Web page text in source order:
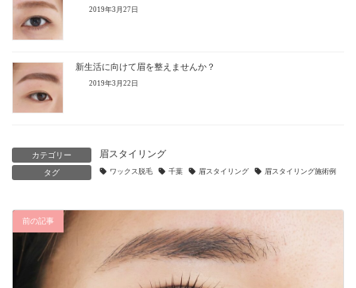
2019年3月27日
新生活に向けて眉を整えませんか？
2019年3月22日
カテゴリー 眉スタイリング
タグ ワックス脱毛 千葉 眉スタイリング 眉スタイリング施術例
前の記事